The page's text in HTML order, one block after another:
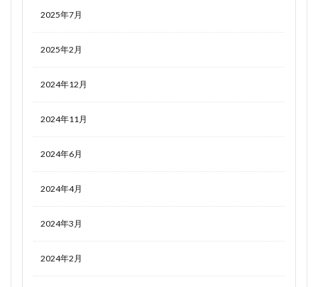
2025年7月
2025年2月
2024年12月
2024年11月
2024年6月
2024年4月
2024年3月
2024年2月